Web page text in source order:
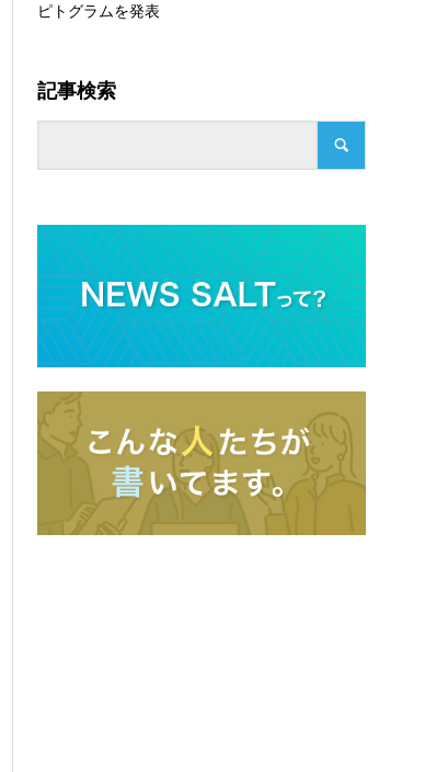
ピトグラムを発表
記事検索